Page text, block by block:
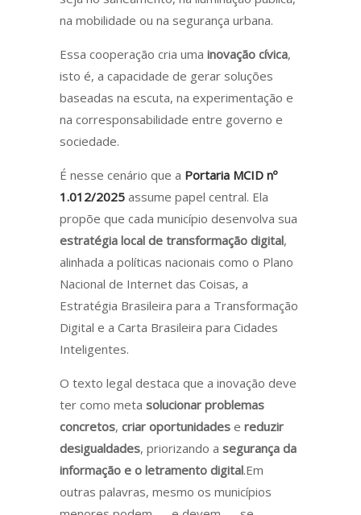
na mobilidade ou na segurança urbana.
Essa cooperação cria uma inovação cívica,
isto é, a capacidade de gerar soluções
baseadas na escuta, na experimentação e
na corresponsabilidade entre governo e
sociedade.
É nesse cenário que a Portaria MCID nº
1.012/2025 assume papel central. Ela
propõe que cada município desenvolva sua
estratégia local de transformação digital,
alinhada a políticas nacionais como o Plano
Nacional de Internet das Coisas, a
Estratégia Brasileira para a Transformação
Digital e a Carta Brasileira para Cidades
Inteligentes.
O texto legal destaca que a inovação deve
ter como meta solucionar problemas
concretos, criar oportunidades e reduzir
desigualdades, priorizando a segurança da
informação e o letramento digital.Em
outras palavras, mesmo os municípios